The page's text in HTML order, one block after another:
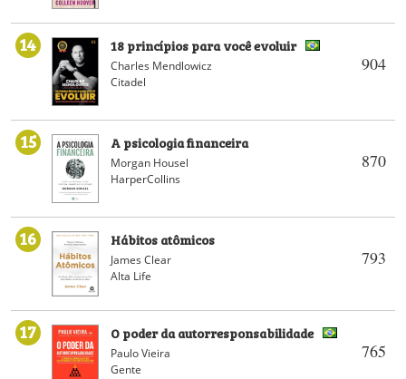
14
904
18 princípios para você evoluir
Charles Mendlowicz
Citadel
15
870
A psicologia financeira
Morgan Housel
HarperCollins
16
793
Hábitos atômicos
James Clear
Alta Life
17
765
O poder da autorresponsabilidade
Paulo Vieira
Gente